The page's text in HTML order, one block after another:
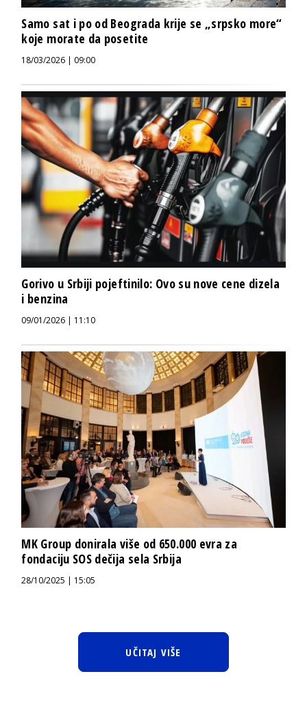
Samo sat i po od Beograda krije se „srpsko more“
koje morate da posetite
18/03/2026 | 09:00
Gorivo u Srbiji pojeftinilo: Ovo su nove cene dizela
i benzina
09/01/2026 | 11:10
MK Group donirala više od 650.000 evra za
fondaciju SOS dečija sela Srbija
28/10/2025 | 15:05
UČITAJ VIŠE